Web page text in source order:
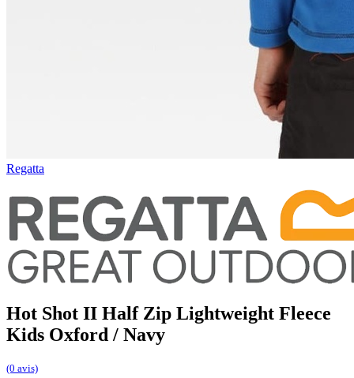
Regatta
Hot Shot II Half Zip Lightweight Fleece
Kids Oxford / Navy
(0 avis)